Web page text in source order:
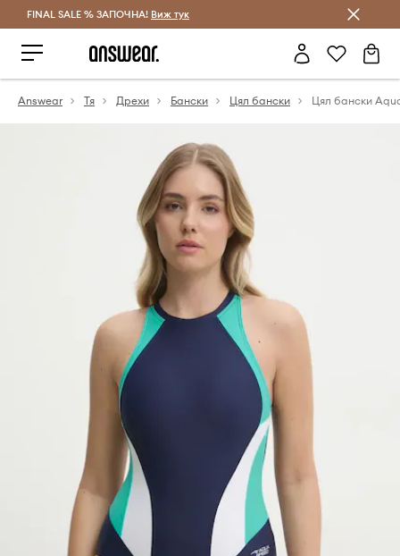
Спестявай с Answear Club
FINAL SALE % ЗАПОЧНА! Виж тук
Answear Тя Дрехи Бански Цял бански Цял бански